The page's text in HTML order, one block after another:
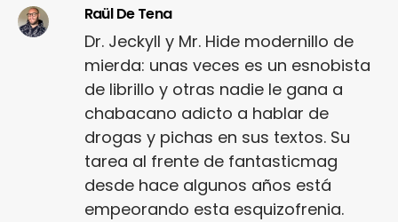
Raül De Tena
Dr. Jeckyll y Mr. Hide modernillo de
mierda: unas veces es un esnobista
de librillo y otras nadie le gana a
chabacano adicto a hablar de
drogas y pichas en sus textos. Su
tarea al frente de fantasticmag
desde hace algunos años está
empeorando esta esquizofrenia.